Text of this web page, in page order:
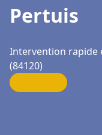
Pertuis
Intervention rapide
(84120)